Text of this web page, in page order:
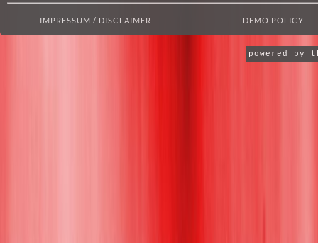
IMPRESSUM / DISCLAIMER DEMO POLICY
powered by